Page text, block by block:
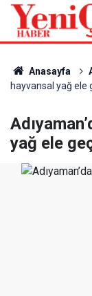
Anasayfa
hayvansal yağ ele
yağ ele